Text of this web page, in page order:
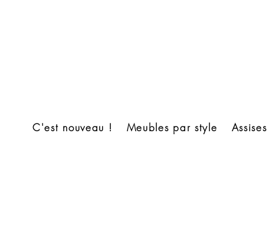
C'est nouveau ! Meubles par style Assises